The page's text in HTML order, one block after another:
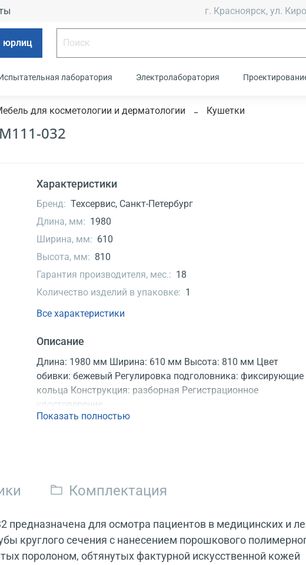
г. Красноярск, ул.
юрлиц
лаборатория Электролаборатория
для косметологии и дерматологии Кушетки
032
Характеристики
Бренд: Техсервис, Санкт-Петербург
Длина, мм: 1980
Ширина, мм: 610
Высота, мм: 810
Гарантия производителя, мес.: 18
Количество изделий в упаковке: 1
Все характеристики
Описание
Длина: 1980 мм Ширина: 610 мм Высота: 810 мм Цвет
обивки: бежевый Регулировка подголовника: фиксирующие
кольца Конструкция: разборная Регистрационное
удостоверение
Показать полностью
Комплектация
предназначена для осмотра пациентов в медицинских и
круглого сечения с нанесением порошкового
поролоном, обтянутых фактурной искусственной кожей